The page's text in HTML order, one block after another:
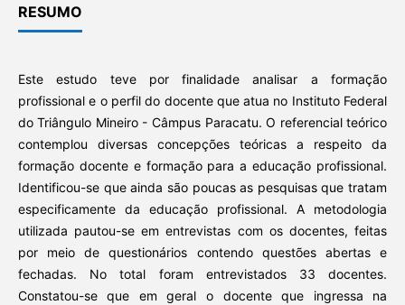
RESUMO
Este estudo teve por finalidade analisar a formação
profissional e o perfil do docente que atua no Instituto Federal
do Triângulo Mineiro - Câmpus Paracatu. O referencial teórico
contemplou diversas concepções teóricas a respeito da
formação docente e formação para a educação profissional.
Identificou-se que ainda são poucas as pesquisas que tratam
especificamente da educação profissional. A metodologia
utilizada pautou-se em entrevistas com os docentes, feitas
por meio de questionários contendo questões abertas e
fechadas. No total foram entrevistados 33 docentes.
Constatou-se que em geral o docente que ingressa na